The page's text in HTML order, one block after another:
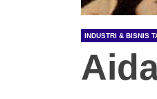
INDUSTRI & BISNIS